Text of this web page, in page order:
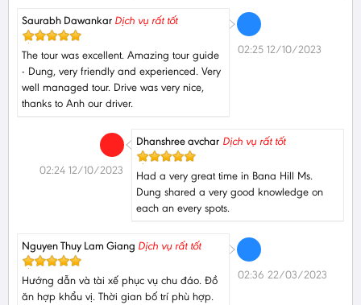
Saurabh Dawankar Dịch vụ rất tốt
The tour was excellent. Amazing tour guide
- Dung, very friendly and experienced. Very
well managed tour. Drive was very nice,
thanks to Anh our driver.
02:25 12/10/2023
Dhanshree avchar Dịch vụ rất tốt
Had a very great time in Bana Hill Ms.
Dung shared a very good knowledge on
each an every spots.
02:24 12/10/2023
Nguyen Thuy Lam Giang Dịch vụ rất tốt
Hướng dẫn và tài xế phục vụ chu đáo. Đồ
ăn hợp khẩu vị. Thời gian bố trí phù hợp.
02:36 22/03/2023